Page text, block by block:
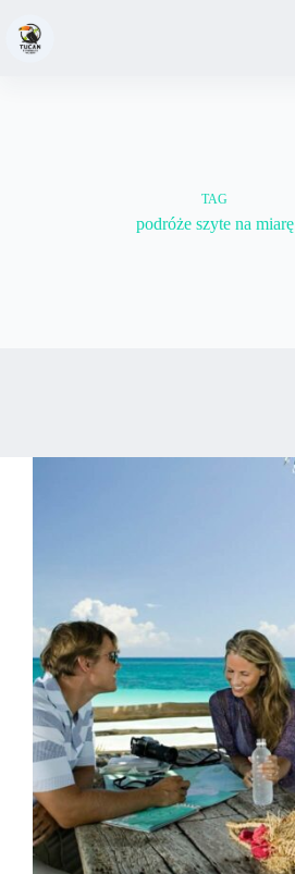
TAG
podróże szyte na miarę